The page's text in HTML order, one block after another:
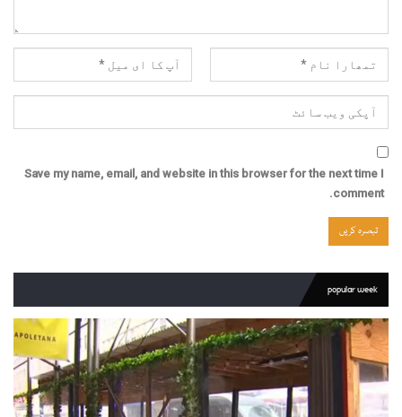
Save my name, email, and website in this browser for the next time I
comment.
popular week